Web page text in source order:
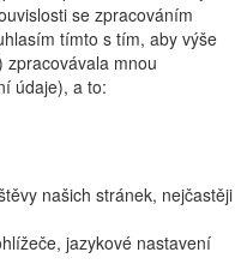
se zpracováním
tímto s tím, aby výše
zpracovávala mnou
údaje), a to:
našich stránek, nejčastěji
jazykové nastavení